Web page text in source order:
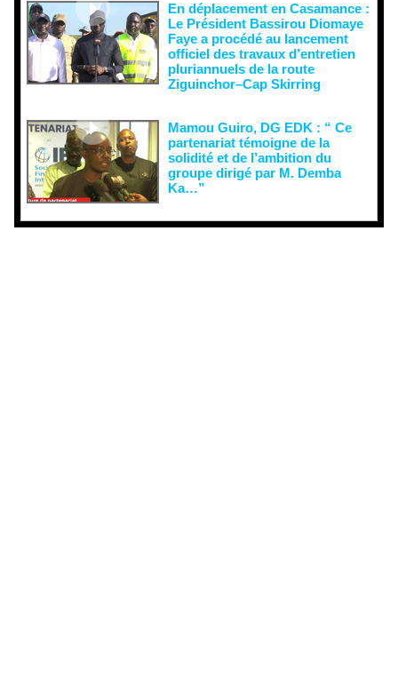
En déplacement en Casamance :
Le Président Bassirou Diomaye
Faye a procédé au lancement
officiel des travaux d’entretien
pluriannuels de la route
Ziguinchor–Cap Skirring
Mamou Guiro, DG EDK : “ Ce
partenariat témoigne de la
solidité et de l’ambition du
groupe dirigé par M. Demba
Ka…”